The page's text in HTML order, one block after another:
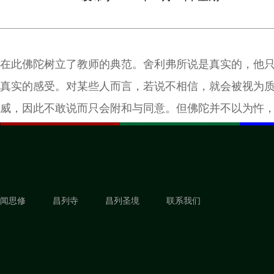
在此佛陀树立了教师的典范。舍利弗所说是真实的，他
真实的感受。对某些人而言，若说不相信，就会被视为
威，因此不敢说而只会附和与同意。但佛陀并不以为忤
闻思修 昌列寺 昌列圣境 联系我们